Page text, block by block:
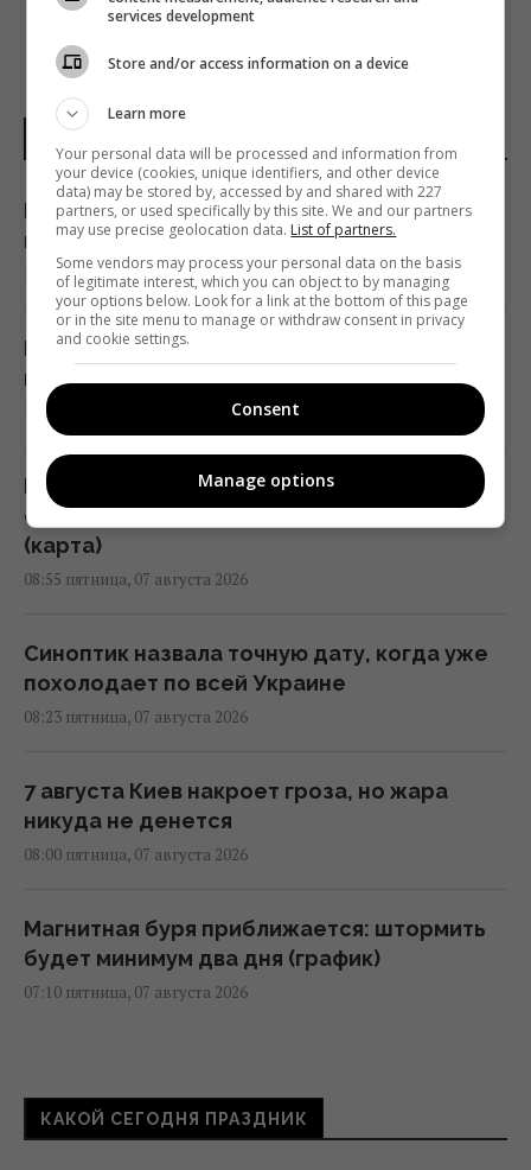
После аномальной жары: какие сюрпризы
готовит погода на выходных
12:00 пятница, 07 августа 2026
Похолодание в Украине будет, но есть
нюанс, - синоптик
10:03 пятница, 07 августа 2026
Непогода накроет половину Украины:
синоптики объявили I уровень опасности
(карта)
08:55 пятница, 07 августа 2026
Синоптик назвала точную дату, когда уже
похолодает по всей Украине
08:23 пятница, 07 августа 2026
7 августа Киев накроет гроза, но жара
никуда не денется
08:00 пятница, 07 августа 2026
Магнитная буря приближается: штормить
будет минимум два дня (график)
07:10 пятница, 07 августа 2026
дожди и прохлада: каким областям
повезет (карта)
КАКОЙ СЕГОДНЯ ПРАЗДНИК
services development
Store and/or access information on a device
Learn more
Your personal data will be processed and information from
your device (cookies, unique identifiers, and other device
data) may be stored by, accessed by and shared with 227
partners, or used specifically by this site. We and our partners
may use precise geolocation data. List of partners.
Some vendors may process your personal data on the basis
of legitimate interest, which you can object to by managing
your options below. Look for a link at the bottom of this page
or in the site menu to manage or withdraw consent in privacy
and cookie settings.
Consent
Manage options